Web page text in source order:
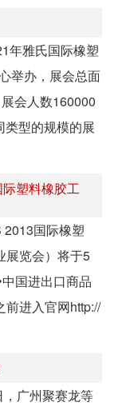
年雅氏国际橡塑
举办，展会总面
会人数160000
型的规模的展
塑料橡胶工
国际橡塑
展览会）将于5
国进出口商品
进入官网http://
广州聚赛龙等